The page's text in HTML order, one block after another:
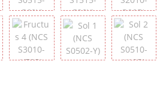
Y80R)
(NCS S2005-B80G)
Flora 2 (NCS S0515-G60Y)
Flora 3 (NCS S1515-
Aqua 1
B)